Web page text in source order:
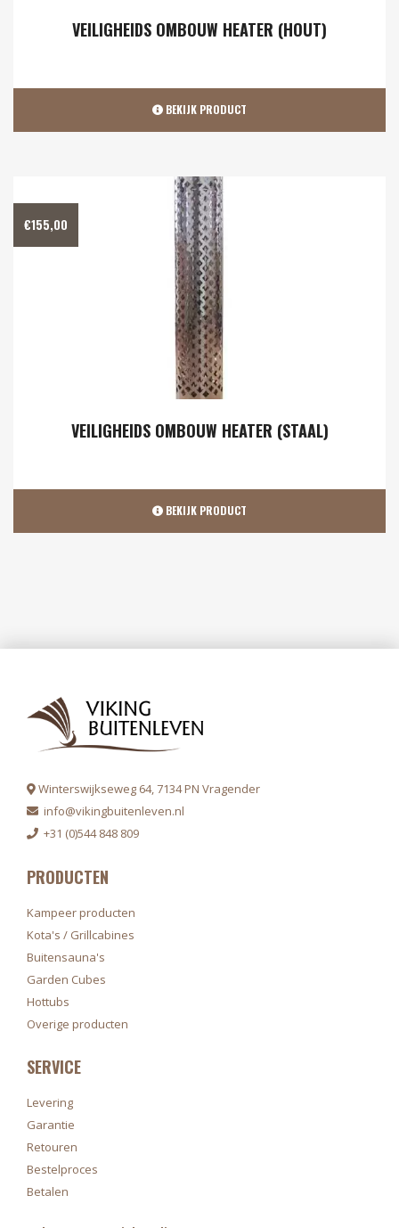
VEILIGHEIDS OMBOUW HEATER (HOUT)
BEKIJK PRODUCT
€155,00
VEILIGHEIDS OMBOUW HEATER (STAAL)
BEKIJK PRODUCT
Winterswijkseweg 64, 7134 PN Vragender
info@vikingbuitenleven.nl
+31 (0)544 848 809
PRODUCTEN
Kampeer producten
Kota's / Grillcabines
Buitensauna's
Garden Cubes
Hottubs
Overige producten
SERVICE
Levering
Garantie
Retouren
Bestelproces
Betalen